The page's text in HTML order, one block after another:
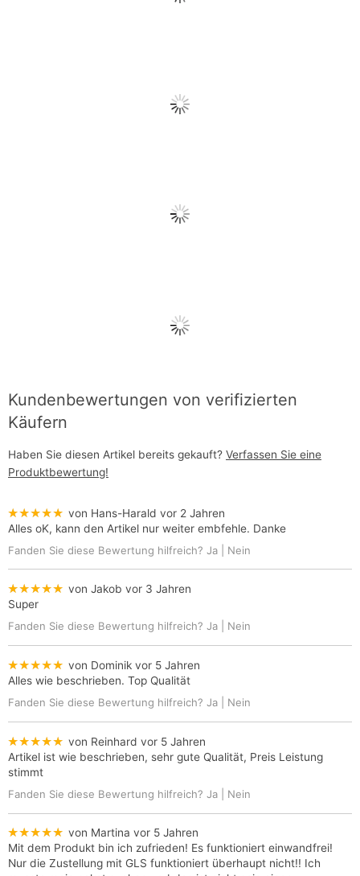
Kundenbewertungen von verifizierten
Käufern
Haben Sie diesen Artikel bereits gekauft? Verfassen Sie eine
Produktbewertung!
★★★★★ von Hans-Harald vor 2 Jahren
Alles oK, kann den Artikel nur weiter embfehle. Danke
Fanden Sie diese Bewertung hilfreich? Ja Nein
★★★★★ von Jakob vor 3 Jahren
Super
Fanden Sie diese Bewertung hilfreich? Ja Nein
★★★★★ von Dominik vor 5 Jahren
Alles wie beschrieben. Top Qualität
Fanden Sie diese Bewertung hilfreich? Ja Nein
★★★★★ von Reinhard vor 5 Jahren
Artikel ist wie beschrieben, sehr gute Qualität, Preis Leistung
stimmt
Fanden Sie diese Bewertung hilfreich? Ja Nein
★★★★★ von Martina vor 5 Jahren
Mit dem Produkt bin ich zufrieden! Es funktioniert einwandfrei!
Nur die Zustellung mit GLS funktioniert überhaupt nicht!! Ich